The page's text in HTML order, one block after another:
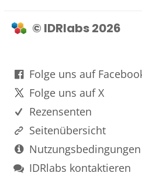
© IDRlabs 2026
Folge uns auf
Folge uns auf X
Rezensenten
Seitenübersicht
IDRlabs kontaktieren